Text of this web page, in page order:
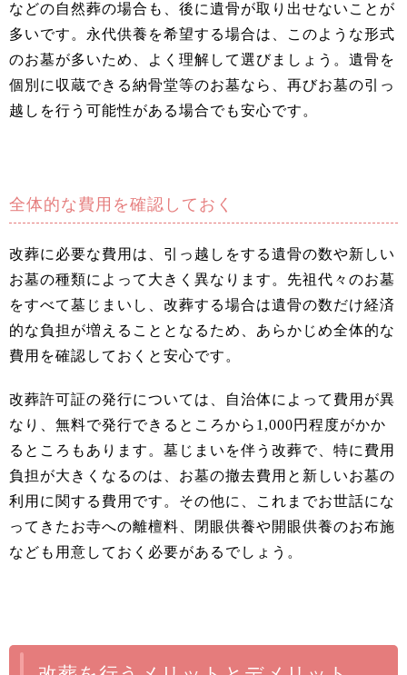
などの自然葬の場合も、後に遺骨が取り出せないことが
多いです。永代供養を希望する場合は、このような形式
のお墓が多いため、よく理解して選びましょう。遺骨を
個別に収蔵できる納骨堂等のお墓なら、再びお墓の引っ
越しを行う可能性がある場合でも安心です。
全体的な費用を確認しておく
改葬に必要な費用は、引っ越しをする遺骨の数や新しい
お墓の種類によって大きく異なります。先祖代々のお墓
をすべて墓じまいし、改葬する場合は遺骨の数だけ経済
的な負担が増えることとなるため、あらかじめ全体的な
費用を確認しておくと安心です。
改葬許可証の発行については、自治体によって費用が異
なり、無料で発行できるところから1,000円程度がかか
るところもあります。墓じまいを伴う改葬で、特に費用
負担が大きくなるのは、お墓の撤去費用と新しいお墓の
利用に関する費用です。その他に、これまでお世話にな
ってきたお寺への離檀料、閉眼供養や開眼供養のお布施
なども用意しておく必要があるでしょう。